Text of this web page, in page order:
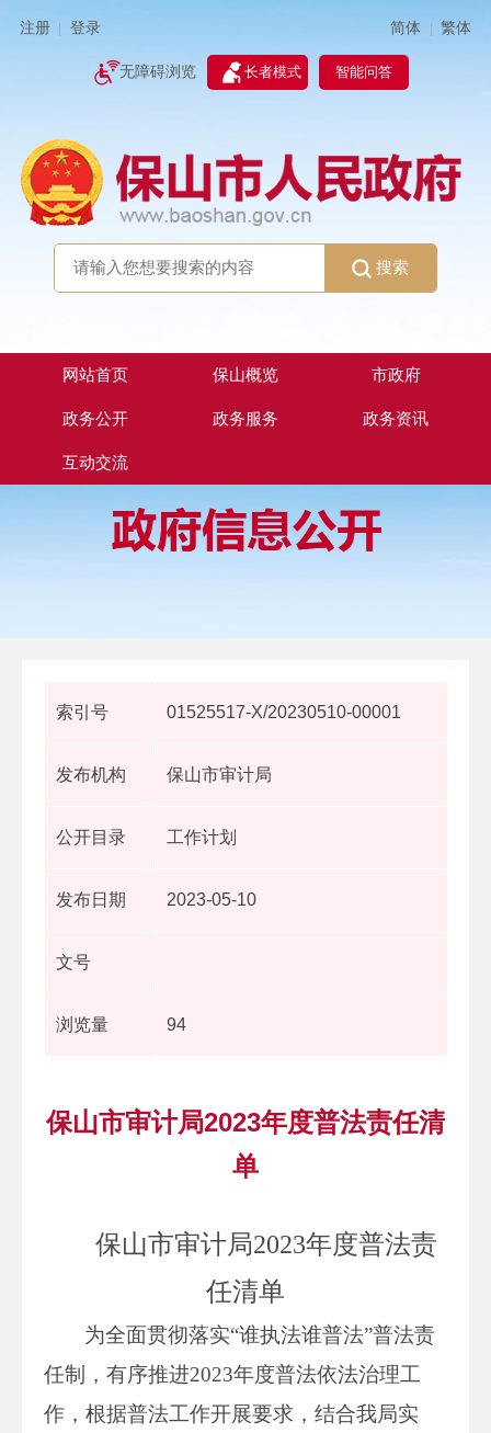
注册 登录 简体 | 繁体
无障碍浏览 长者模式 智能问答
搜索
网站首页 保山概览 市政府
政务公开 政务服务 政务资讯
互动交流
索引号 01525517-X/20230510-00001
发布机构 保山市审计局
公开目录 工作计划
发布日期 2023-05-10
文号
浏览量 94
保山市审计局2023年度普法责任清
单
保山市审计局2023年度普法责
任清单
为全面贯彻落实“谁执法谁普法”普法责
任制，有序推进2023年度普法依法治理工
作，根据普法工作开展要求，结合我局实